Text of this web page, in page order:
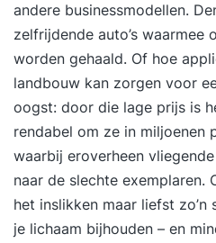
andere businessmodellen.
zelfrijdende auto’s waarmee
worden gehaald. Of hoe
landbouw kan zorgen voor
oogst: door die lage prijs is
rendabel om ze in miljoenen
waarbij eroverheen
naar de slechte exemplaren.
het inslikken maar liefst zo’n
je lichaam bijhouden – en